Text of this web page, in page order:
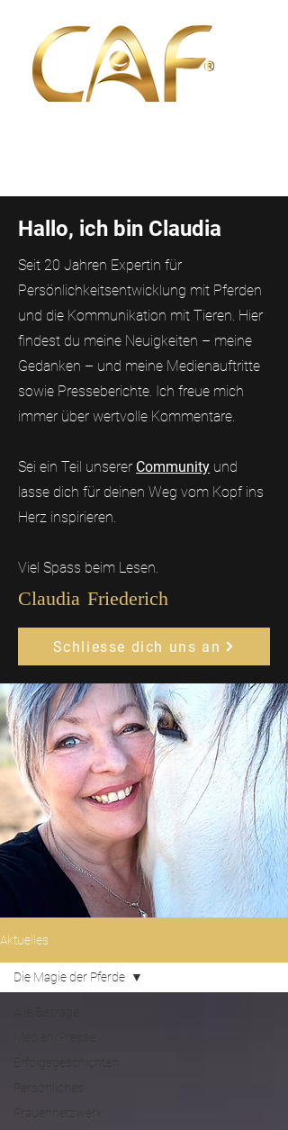
Hallo, ich bin Claudia
Seit 20 Jahren Expertin für
Persönlichkeitsentwicklung mit Pferden
und die Kommunikation mit Tieren. Hier
findest du meine Neuigkeiten – meine
Gedanken – und meine Medienauftritte
sowie Presseberichte. Ich freue mich
immer über wertvolle Kommentare.
Sei ein Teil unserer Community und
lasse dich für deinen Weg vom Kopf ins
Herz inspirieren.
Viel Spass beim Lesen.
Claudia Friederich
Schliesse dich uns an
Aktuelles
Persönliches
Frauennetzwerk
Die Magie der Pferde